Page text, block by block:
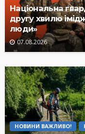
Національна
другу хвилю
люди»
07.08.2026
НОВИНИ ВАЖЛИВО!